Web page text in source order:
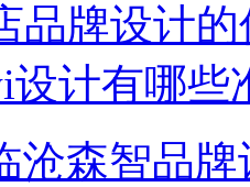
品牌设计的
设计有哪些
沧森智品